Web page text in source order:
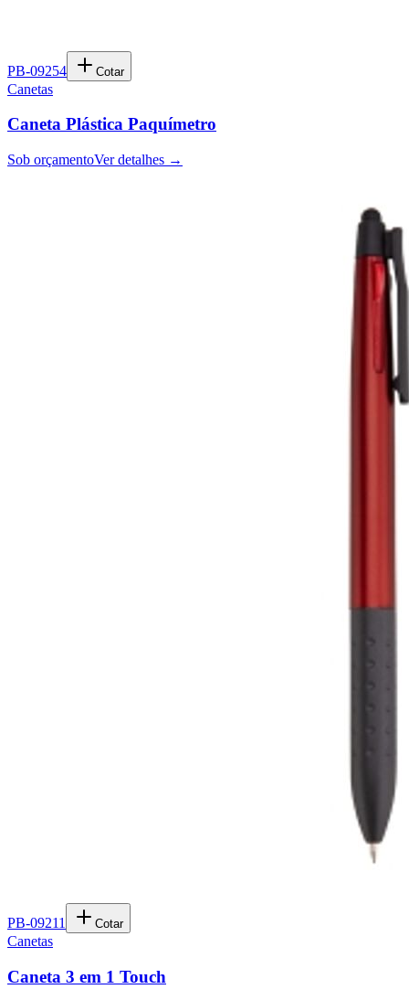
PB-09254 Cotar
Canetas
Caneta Plástica Paquímetro
Sob orçamentoVer detalhes →
PB-09211 Cotar
Canetas
Caneta 3 em 1 Touch